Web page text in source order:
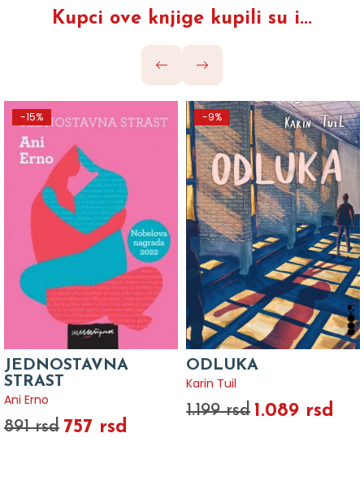
Kupci ove knjige kupili su i...
-15%
JEDNOSTAVNA
STRAST
Ani Erno
891 rsd 757 rsd
-9%
ODLUKA
Karin Tuil
1.199 rsd 1.089 rsd